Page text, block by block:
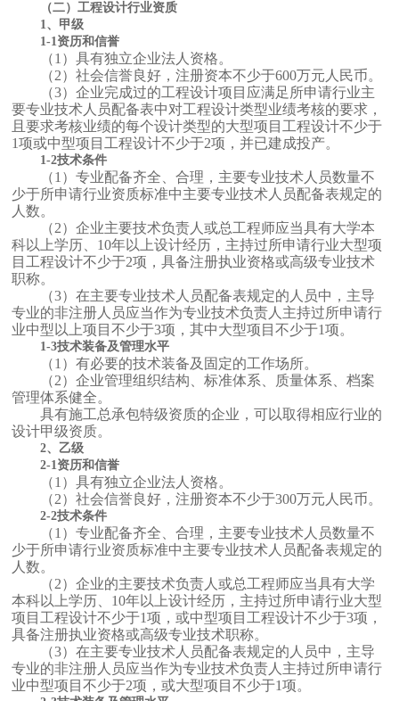
（二）工程设计行业资质
1、甲级
1-1资历和信誉
（1）具有独立企业法人资格。
（2）社会信誉良好，注册资本不少于600万元人民币。
（3）企业完成过的工程设计项目应满足所申请行业主
要专业技术人员配备表中对工程设计类型业绩考核的要求，
且要求考核业绩的每个设计类型的大型项目工程设计不少于
1项或中型项目工程设计不少于2项，并已建成投产。
1-2技术条件
（1）专业配备齐全、合理，主要专业技术人员数量不
少于所申请行业资质标准中主要专业技术人员配备表规定的
人数。
（2）企业主要技术负责人或总工程师应当具有大学本
科以上学历、10年以上设计经历，主持过所申请行业大型项
目工程设计不少于2项，具备注册执业资格或高级专业技术
职称。
（3）在主要专业技术人员配备表规定的人员中，主导
专业的非注册人员应当作为专业技术负责人主持过所申请行
业中型以上项目不少于3项，其中大型项目不少于1项。
1-3技术装备及管理水平
（1）有必要的技术装备及固定的工作场所。
（2）企业管理组织结构、标准体系、质量体系、档案
管理体系健全。
具有施工总承包特级资质的企业，可以取得相应行业的
设计甲级资质。
2、乙级
2-1资历和信誉
（1）具有独立企业法人资格。
（2）社会信誉良好，注册资本不少于300万元人民币。
2-2技术条件
（1）专业配备齐全、合理，主要专业技术人员数量不
少于所申请行业资质标准中主要专业技术人员配备表规定的
人数。
（2）企业的主要技术负责人或总工程师应当具有大学
本科以上学历、10年以上设计经历，主持过所申请行业大型
项目工程设计不少于1项，或中型项目工程设计不少于3项，
具备注册执业资格或高级专业技术职称。
（3）在主要专业技术人员配备表规定的人员中，主导
专业的非注册人员应当作为专业技术负责人主持过所申请行
业中型项目不少于2项，或大型项目不少于1项。